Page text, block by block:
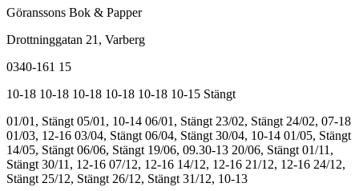
Göranssons Bok & Papper
Drottninggatan 21 , Varberg
0340-161 15
10-18 10-18 10-18 10-18 10-18 10-15 Stängt
01/01, Stängt 05/01, 10-14 06/01, Stängt 23/02, Stängt 24/02, 07-18
01/03, 12-16 03/04, Stängt 06/04, Stängt 30/04, 10-14 01/05, Stängt
14/05, Stängt 06/06, Stängt 19/06, 09.30-13 20/06, Stängt 01/11,
Stängt 30/11, 12-16 07/12, 12-16 14/12, 12-16 21/12, 12-16 24/12,
Stängt 25/12, Stängt 26/12, Stängt 31/12, 10-13